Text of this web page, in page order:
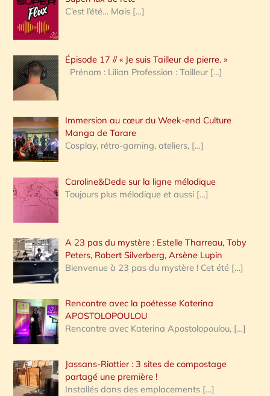
e
r
c
h
e
:
C’est l’été… Mais […]
Épisode 17 // « Je suis Tailleur de pierre. »
Prénom : Lilian Profession : Tailleur […]
Immersion au cœur du Week-end Culture
Manga de Tarare
Cosplay, rétro-gaming, ateliers, […]
Caroline&Dede sur la ligne mélodique
Toujours plus mélodique et aussi […]
A 23 pas du mystère : Estelle Tharreau, Toby
Peters, Robert Silverberg, Arsène Lupin
Bienvenue à 23 pas du mystère ! Cet été […]
Rencontre avec la poétesse Katerina
APOSTOLOPOULOU
Rencontre avec Katerina Apostolopoulou, […]
Jassans-Riottier : 3 sites de compostage
partagé une première !
Installés dans des emplacements […]